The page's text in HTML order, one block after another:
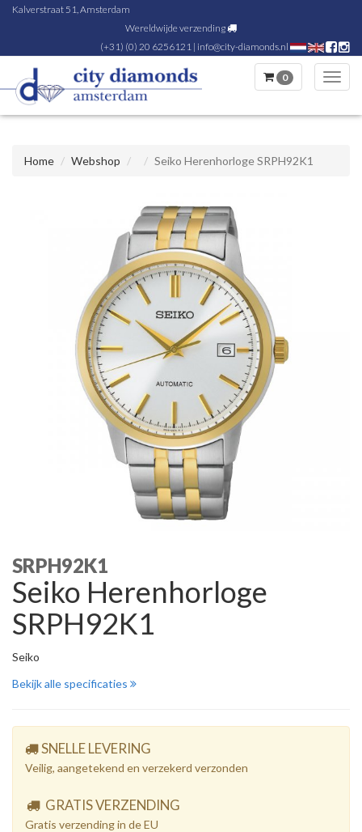
Kalverstraat 51, Amsterdam
Wereldwijde verzending
(+31) (0) 20 6256121 | info@city-diamonds.nl
0
Home Webshop Seiko Herenhorloge SRPH92K1
SRPH92K1
Seiko Herenhorloge
SRPH92K1
Seiko
Bekijk alle specificaties
SNELLE LEVERING
Veilig, aangetekend en verzekerd verzonden
GRATIS VERZENDING
Gratis verzending in de EU